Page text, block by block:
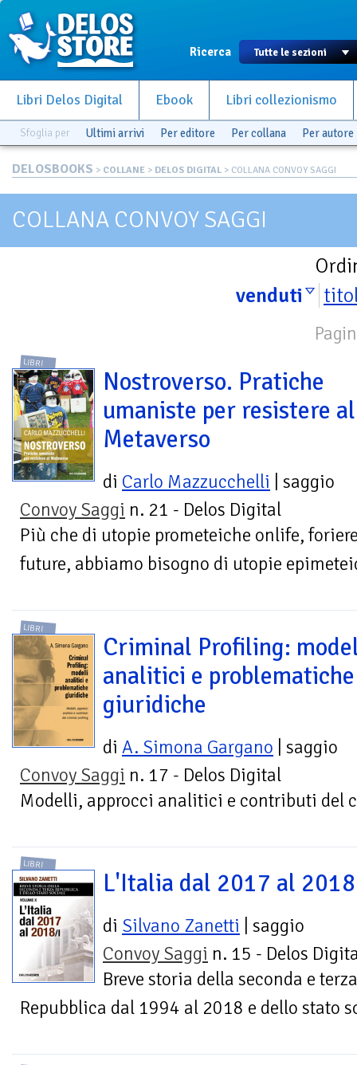
Ricerca
Libri Delos Digital Ebook Libri collezionismo
Sfoglia per Ultimi arrivi Per editore Per collana Per autore
DELOSBOOKS > COLLANE > DELOS DIGITAL > COLLANA CONVOY SAGGI
COLLANA CONVOY SAGGI
venduti
LIBRI
Nostroverso. Pratiche
umaniste per resistere al
Metaverso
di Carlo Mazzucchelli | saggio
Convoy Saggi n. 21 - Delos Digital
Più che di utopie prometeiche onlife,
future, abbiamo bisogno di utopie
LIBRI
Criminal Profiling:
analitici e problematiche
giuridiche
di A. Simona Gargano | saggio
Convoy Saggi n. 17 - Delos Digital
Modelli, approcci analitici e contributi del
LIBRI
L'Italia dal 2017 al
di Silvano Zanetti | saggio
Convoy Saggi n. 15 - Delos
Breve storia della seconda e terza
Repubblica dal 1994 al 2018 e dello stato